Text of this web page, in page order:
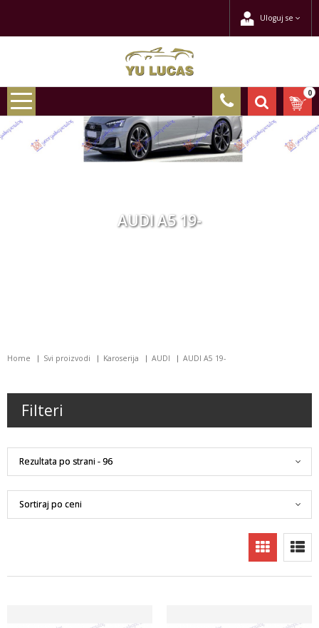
Uloguj se
0
AUDI A5 19-
Home Svi proizvodi Karoserija AUDI AUDI A5 19-
Filteri